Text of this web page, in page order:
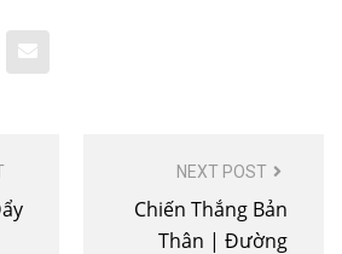
NEXT POST
Chiến Thắng Bản
Thân | Đường